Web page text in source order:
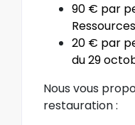
90 € par
Ressources
20 € par
du 29
Nous vous
restauration :